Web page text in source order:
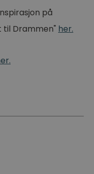
på
til Drammen" her.